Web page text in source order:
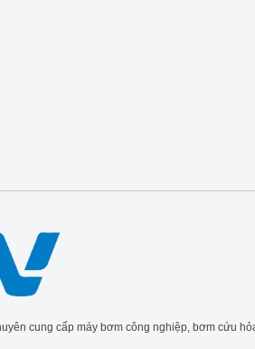
cung cấp máy bơm công nghiệp, bơm cứu